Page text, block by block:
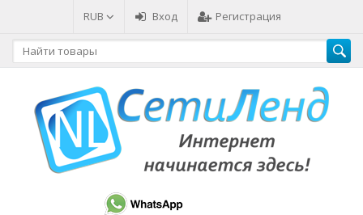
RUB Вход Регистрация